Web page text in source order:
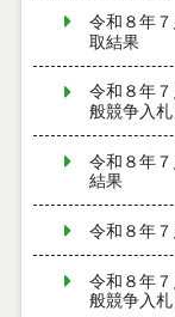
令和８年
取結果
令和８年
般競争入札
令和８年
結果
令和８年
令和８年
般競争入札